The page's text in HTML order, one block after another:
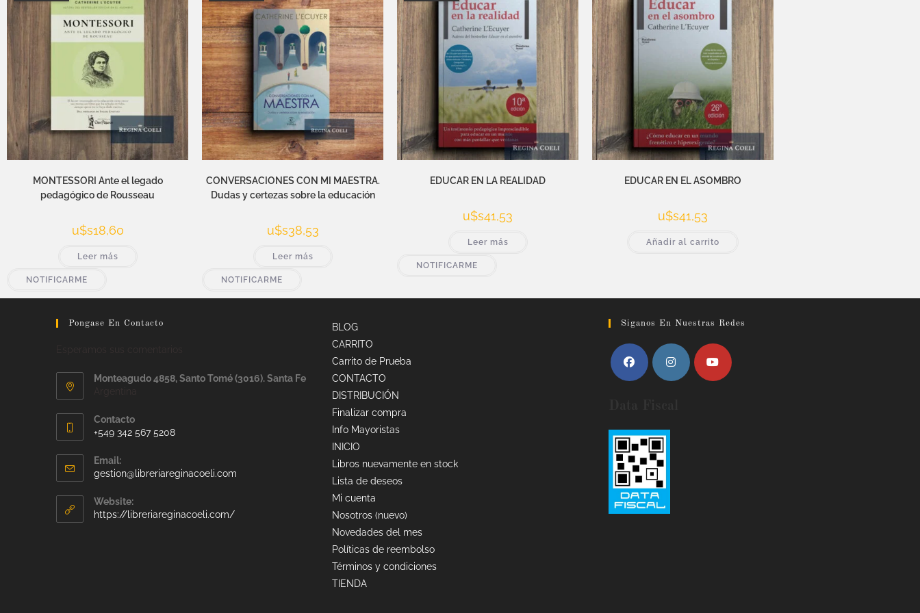
MONTESSORI Ante el legado
pedagógico de Rousseau
u$s18,60
Leer más
NOTIFICARME
CONVERSACIONES CON MI MAESTRA.
Dudas y certezas sobre la educación
u$s38,53
Leer más
NOTIFICARME
EDUCAR EN LA REALIDAD
u$s41,53
Leer más
NOTIFICARME
EDUCAR EN EL ASOMBRO
u$s41,53
Añadir al carrito
Pongase En Contacto
Monteagudo 4858, Santo Tomé (3016). Santa Fe
Contacto
+549 342 567 5208
Email:
gestion@libreriareginacoeli.com
Website:
https://libreriareginacoeli.com/
BLOG
CARRITO
Carrito de Prueba
CONTACTO
DISTRIBUCIÓN
Finalizar compra
Info Mayoristas
INICIO
Libros nuevamente en stock
Lista de deseos
Mi cuenta
Nosotros (nuevo)
Novedades del mes
Políticas de reembolso
Términos y condiciones
TIENDA
Siganos En Nuestras Redes